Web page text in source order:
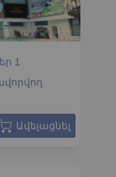
1
Ավելացնել